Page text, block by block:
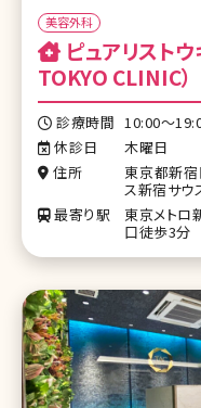
美容外科
TOKYO CLINIC）
診療時間 10:00〜
休診日
木曜日
住所
東京都新宿
ス新宿サウ
最寄り駅
東京メトロ
口徒歩3分